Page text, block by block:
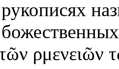
рукописях
ρμενειῶν